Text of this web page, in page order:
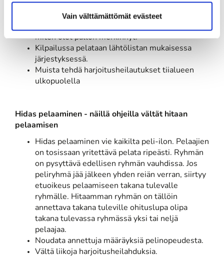
Vain välttämättömät evästeet
Esittäydy ryhmäsi pelaajille, joita et tunne.
Toivota kaikille hyvää pelionnea.
miten olet pallon merkinnyt.
Kilpailussa pelataan lähtölistan mukaisessa
järjestyksessä.
Muista tehdä harjoitusheilautukset tiialueen
ulkopuolella
Hidas pelaaminen - näillä ohjeilla vältät hitaan
pelaamisen
Hidas pelaaminen vie kaikilta peli-ilon. Pelaajien
on tosissaan yritettävä pelata ripeästi. Ryhmän
on pysyttävä edellisen ryhmän vauhdissa. Jos
peliryhmä jää jälkeen yhden reiän verran, siirtyy
etuoikeus pelaamiseen takana tulevalle
ryhmälle. Hitaamman ryhmän on tällöin
annettava takana tuleville ohituslupa olipa
takana tulevassa ryhmässä yksi tai neljä
pelaajaa.
Noudata annettuja määräyksiä pelinopeudesta.
Vältä liikoja harjoitusheilahduksia.